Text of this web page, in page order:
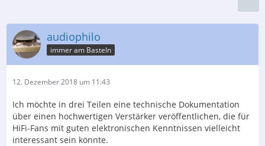
audiophilo
immer am Basteln
12. Dezember 2018 um 11:43
Ich möchte in drei Teilen eine technische Dokumentation
über einen hochwertigen Verstärker veröffentlichen, die für
HiFi-Fans mit guten elektronischen Kenntnissen vielleicht
interessant sein könnte.